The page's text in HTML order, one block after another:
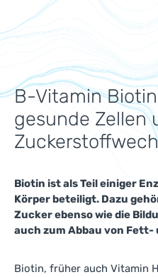
B-Vitamin
gesunde Zellen
Biotin ist als Teil einiger
Körper beteiligt. Dazu
Zucker ebenso wie die
auch zum Abbau von Fett-
Biotin, früher auch Vitamin